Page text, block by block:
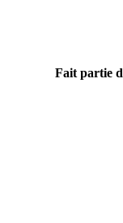
Fait partie